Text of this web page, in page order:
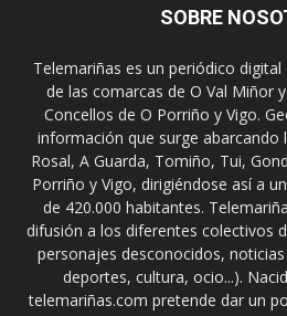
SOBRE
Telemariñas es un periódico
de las comarcas de O Val Miñor
Concellos de O Porriño y Vigo.
información que surge abarcando
Rosal, A Guarda, Tomiño, Tui,
Porriño y Vigo, dirigiéndose así a
de 420.000 habitantes.
difusión a los diferentes colectivos
personajes desconocidos,
deportes, cultura, ocio...).
telemariñas.com pretende dar un